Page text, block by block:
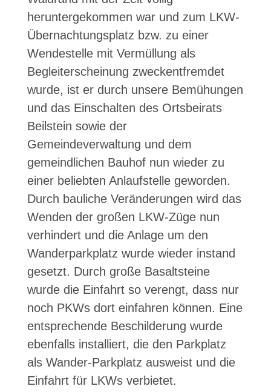
heruntergekommen war und zum LKW-
Übernachtungsplatz bzw. zu einer
Wendestelle mit Vermüllung als
Begleiterscheinung zweckentfremdet
wurde, ist er durch unsere Bemühungen
und das Einschalten des Ortsbeirats
Beilstein sowie der
Gemeindeverwaltung und dem
gemeindlichen Bauhof nun wieder zu
einer beliebten Anlaufstelle geworden.
Durch bauliche Veränderungen wird das
Wenden der großen LKW-Züge nun
verhindert und die Anlage um den
Wanderparkplatz wurde wieder instand
gesetzt. Durch große Basaltsteine
wurde die Einfahrt so verengt, dass nur
noch PKWs dort einfahren können. Eine
entsprechende Beschilderung wurde
ebenfalls installiert, die den Parkplatz
als Wander-Parkplatz ausweist und die
Einfahrt für LKWs verbietet.